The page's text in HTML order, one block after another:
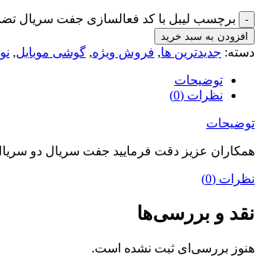
برچسب لیبل با کد فعالسازی جفت سریال
افزودن به سبد خرید
دسته: جدیدترین ها, فروش ویژه, گوشی موبایل,
توضیحات
نظرات (0)
توضیحات
همکاران عزیز دقت فرمایید جفت سریال دو
نظرات (0)
نقد و بررسی‌ها
هنوز بررسی‌ای ثبت نشده است.